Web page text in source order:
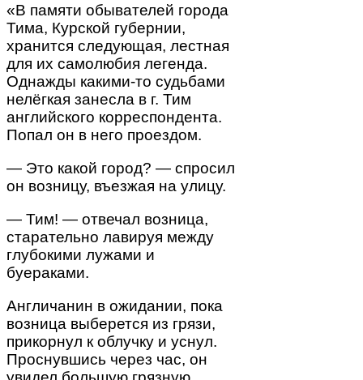
«В памяти обывателей города
Тима, Курской губернии,
хранится следующая, лестная
для их самолюбия легенда.
Однажды какими-то судьбами
нелёгкая занесла в г. Тим
английского корреспондента.
Попал он в него проездом.
— Это какой город? — спросил
он возницу, въезжая на улицу.
— Тим! — отвечал возница,
старательно лавируя между
глубокими лужами и
буераками.
Англичанин в ожидании, пока
возница выберется из грязи,
прикорнул к облучку и уснул.
Проснувшись через час, он